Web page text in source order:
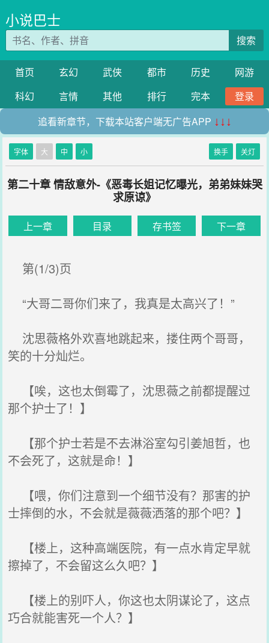
小说巴士
搜索
首页 玄幻 武侠 都市 历史
网游
科幻
言情 其他 排行 完本
登录
追看新章节，下载本站客户端无广告APP ↓↓↓
字体 大 中 小 换手 关灯
第二十章 情敌意外-《恶毒长姐记忆曝光，弟弟妹妹哭
求原谅》
上一章 目录 存书签 下一章
第(1/3)页
“大哥二哥你们来了，我真是太高兴了！”
沈思薇格外欢喜地跳起来，搂住两个哥哥，
笑的十分灿烂。
【唉，这也太倒霉了，沈思薇之前都提醒过
那个护士了！】
【那个护士若是不去淋浴室勾引姜旭哲，也
不会死了，这就是命！】
【喂，你们注意到一个细节没有？那害的护
士摔倒的水，不会就是薇薇洒落的那个吧？】
【楼上，这种高端医院，有一点水肯定早就
擦掉了，不会留这么久吧？】
【楼上的别吓人，你这也太阴谋论了，这点
巧合就能害死一个人？】